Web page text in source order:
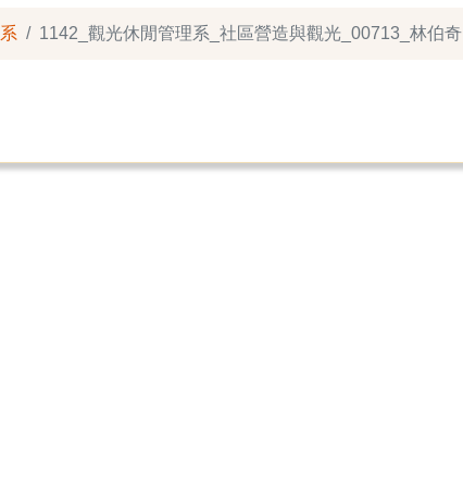
1142_觀光休閒管理系_社區營造與觀光_00713_林伯奇